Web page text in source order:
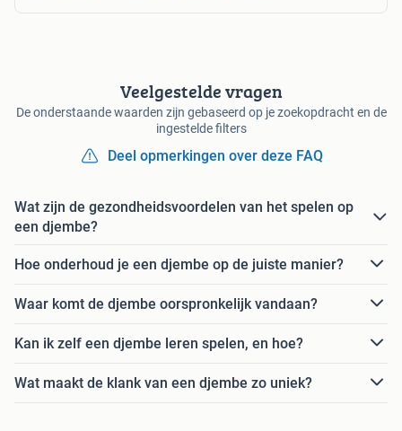
Veelgestelde vragen
De onderstaande waarden zijn gebaseerd op je zoekopdracht en de
ingestelde filters
Deel opmerkingen over deze FAQ
Wat zijn de gezondheidsvoordelen van het spelen op
een djembe?
Hoe onderhoud je een djembe op de juiste manier?
Waar komt de djembe oorspronkelijk vandaan?
Kan ik zelf een djembe leren spelen, en hoe?
Wat maakt de klank van een djembe zo uniek?